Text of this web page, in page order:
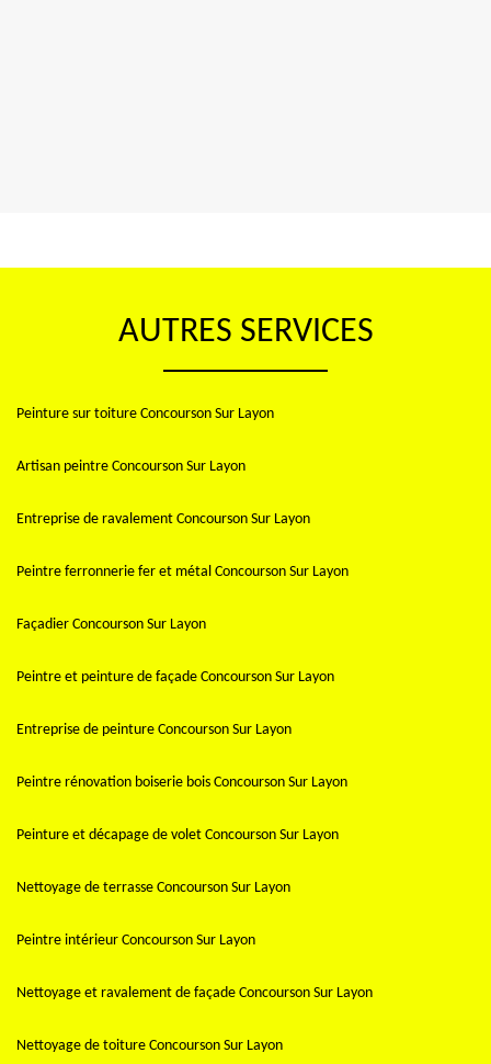
AUTRES SERVICES
Peinture sur toiture Concourson Sur Layon
Artisan peintre Concourson Sur Layon
Entreprise de ravalement Concourson Sur Layon
Peintre ferronnerie fer et métal Concourson Sur Layon
Façadier Concourson Sur Layon
Peintre et peinture de façade Concourson Sur Layon
Entreprise de peinture Concourson Sur Layon
Peintre rénovation boiserie bois Concourson Sur Layon
Peinture et décapage de volet Concourson Sur Layon
Nettoyage de terrasse Concourson Sur Layon
Peintre intérieur Concourson Sur Layon
Nettoyage et ravalement de façade Concourson Sur Layon
Nettoyage de toiture Concourson Sur Layon